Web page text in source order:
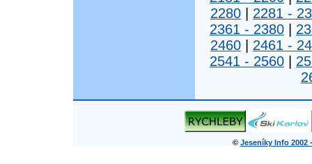
2280
2281 -
2361 - 2380
2460
2461 -
2541 - 2560
© Jeseníky Info 2002